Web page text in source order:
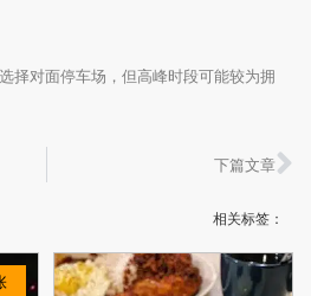
择对面停车场，但高峰时段可能较为拥
下篇文章
相关标签：